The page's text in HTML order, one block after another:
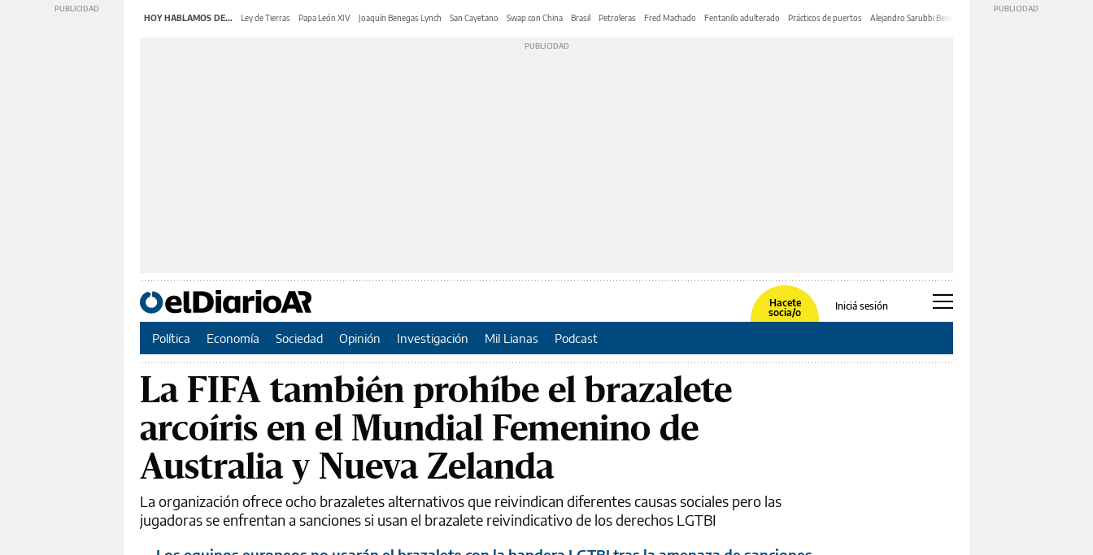
HOY HABLAMOS DE... Ley de Tierras Papa León XIV Joaquín Benegas Lynch San Cayetano Swap con China Brasil Petroleras Fred Machado Fentanilo adulterado Prácticos de puertos Alejandro Sarubbi Benítez
Hacete
socia/o
Iniciá sesión
Política Economía Sociedad Opinión Investigación Mil Lianas Podcast
La FIFA también prohíbe el brazalete
arcoíris en el Mundial Femenino de
Australia y Nueva Zelanda
La organización ofrece ocho brazaletes alternativos que reivindican diferentes causas sociales pero las
jugadoras se enfrentan a sanciones si usan el brazalete reivindicativo de los derechos LGTBI